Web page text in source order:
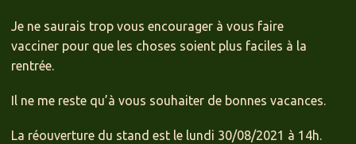
Je ne saurais trop vous encourager à vous faire
vacciner pour que les choses soient plus faciles à la
rentrée.
Il ne me reste qu’à vous souhaiter de bonnes vacances.
La réouverture du stand est le lundi 30/08/2021 à 14h.